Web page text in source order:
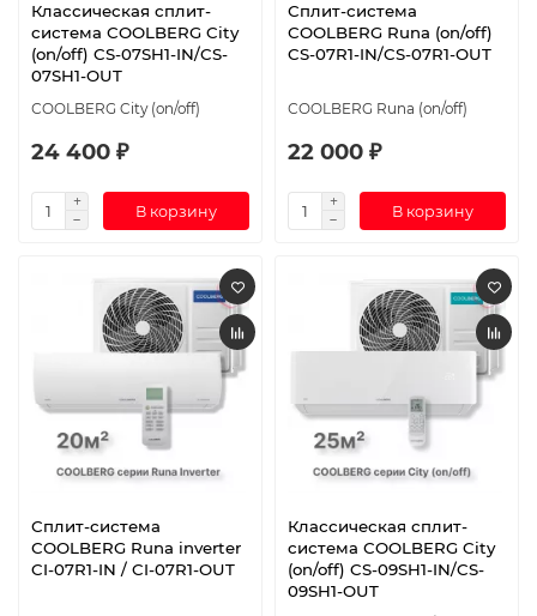
Классическая сплит-
система СOOLBERG City
(on/off) CS-07SH1-IN/CS-
07SH1-OUT
СOOLBERG City (on/off)
24 400 ₽
В корзину
Сплит-система
СOOLBERG Runa (on/off)
CS-07R1-IN/CS-07R1-OUT
СOOLBERG Runa (on/off)
22 000 ₽
В корзину
Сплит-система
СOOLBERG Runa inverter
CI-07R1-IN / CI-07R1-OUT
Классическая сплит-
система СOOLBERG City
(on/off) CS-09SH1-IN/CS-
09SH1-OUT